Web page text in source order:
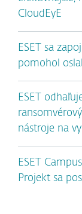
CloudEyE
ESET sa
pomohol
ESET
nástroje na
ESET
Projekt sa